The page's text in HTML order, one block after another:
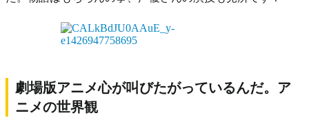
劇場版アニメ心が叫びたがっているんだ。ア
ニメの世界観